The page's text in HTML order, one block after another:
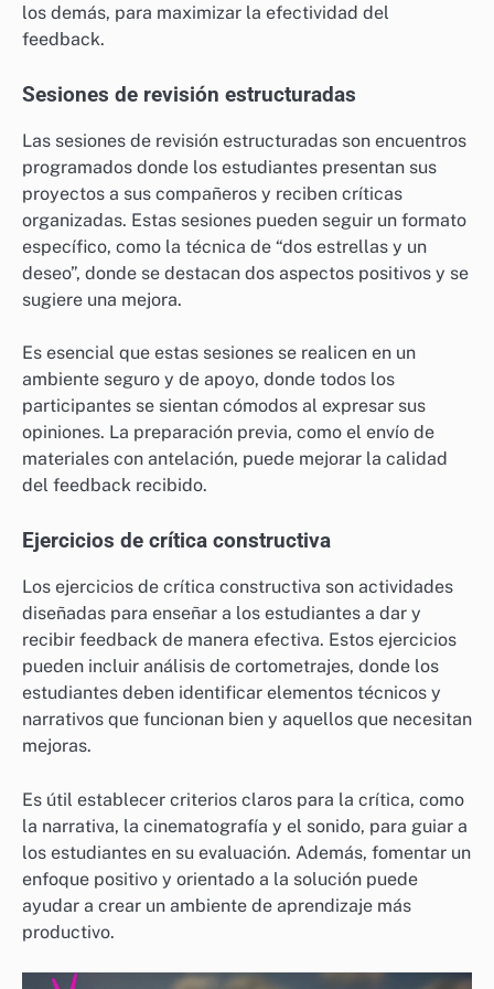
los demás, para maximizar la efectividad del
feedback.
Sesiones de revisión estructuradas
Las sesiones de revisión estructuradas son encuentros
programados donde los estudiantes presentan sus
proyectos a sus compañeros y reciben críticas
organizadas. Estas sesiones pueden seguir un formato
específico, como la técnica de “dos estrellas y un
deseo”, donde se destacan dos aspectos positivos y se
sugiere una mejora.
Es esencial que estas sesiones se realicen en un
ambiente seguro y de apoyo, donde todos los
participantes se sientan cómodos al expresar sus
opiniones. La preparación previa, como el envío de
materiales con antelación, puede mejorar la calidad
del feedback recibido.
Ejercicios de crítica constructiva
Los ejercicios de crítica constructiva son actividades
diseñadas para enseñar a los estudiantes a dar y
recibir feedback de manera efectiva. Estos ejercicios
pueden incluir análisis de cortometrajes, donde los
estudiantes deben identificar elementos técnicos y
narrativos que funcionan bien y aquellos que necesitan
mejoras.
Es útil establecer criterios claros para la crítica, como
la narrativa, la cinematografía y el sonido, para guiar a
los estudiantes en su evaluación. Además, fomentar un
enfoque positivo y orientado a la solución puede
ayudar a crear un ambiente de aprendizaje más
productivo.